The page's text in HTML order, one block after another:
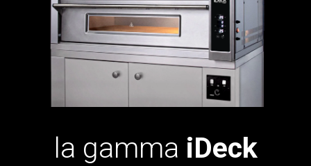
la gamma iDeck